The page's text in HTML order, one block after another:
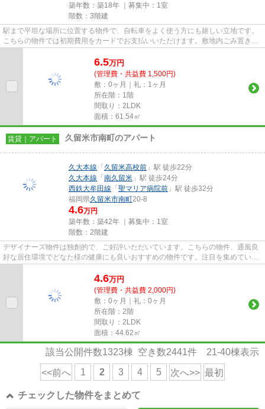
築年数：築18年 ｜募集中： 1室
階数：3階建
駅まで平坦な場所に位置する物件で、自転車をよく使う方にも嬉しい立地です。
こちらの物件では初期費用をカードでお支払いいただけます。敷地内ごみ置き場
があるので、忙しくてゴミを...
6.5万円
(管理費・共益費 1,500円)
敷：0ヶ月｜礼：1ヶ月
所在階：1階
間取り：2LDK
面積：61.54㎡
賃貸｜アパート 久留米市南町のアパート
久大本線 「久留米高校前 」駅 徒歩22分
久大本線 「南久留米 」駅 徒歩24分
西鉄大牟田線 「聖マリア病院前 」駅 徒歩32分
福岡県久留米市南町20-8
4.6万円
築年数：築42年 ｜募集中： 1室
階数：2階建
デザイナーズ物件は独創的で、ご好評いただいています。こちらの物件、通風良
好な居住環境でどなた様の健康にも良いおすすめの物件です。注目を集めている
のが、敷地内ごみ置き場のあ...
4.6万円
(管理費・共益費 2,000円)
敷：0ヶ月｜礼：0ヶ月
所在階：2階
間取り：2LDK
面積：44.62㎡
該当公開件数1323棟 空き数2441件 21-40棟表示
<<前へ 1 2 3 4 5 次へ>> 最初
チェックした物件をまとめて